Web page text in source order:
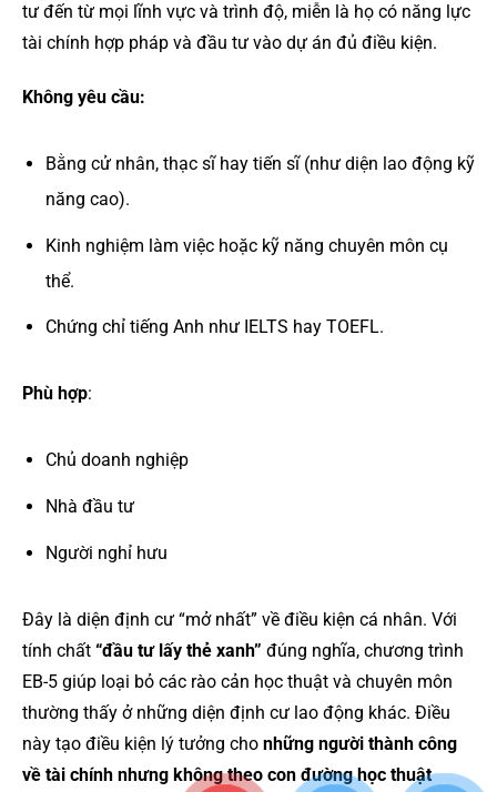
tư đến từ mọi lĩnh vực và trình độ, miễn là họ có năng lực
tài chính hợp pháp và đầu tư vào dự án đủ điều kiện.
Không yêu cầu:
Bằng cử nhân, thạc sĩ hay tiến sĩ (như diện lao động kỹ
năng cao).
Kinh nghiệm làm việc hoặc kỹ năng chuyên môn cụ
thể.
Chứng chỉ tiếng Anh như IELTS hay TOEFL.
Phù hợp:
Chủ doanh nghiệp
Nhà đầu tư
Người nghỉ hưu
Đây là diện định cư “mở nhất” về điều kiện cá nhân. Với
tính chất “đầu tư lấy thẻ xanh” đúng nghĩa, chương trình
EB-5 giúp loại bỏ các rào cản học thuật và chuyên môn
thường thấy ở những diện định cư lao động khác. Điều
này tạo điều kiện lý tưởng cho những người thành công
về tài chính nhưng không theo con đường học thuật